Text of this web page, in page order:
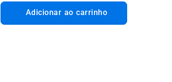
Adicionar ao carrinho